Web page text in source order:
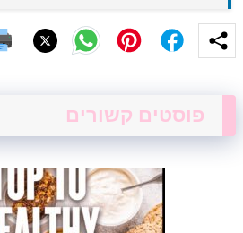
פוסטים קשורים